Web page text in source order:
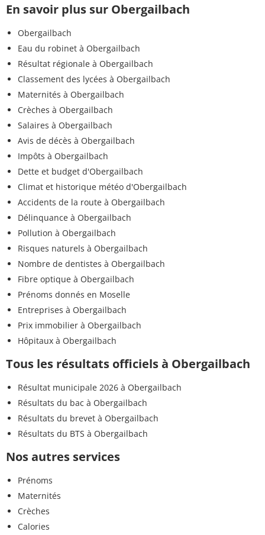
En savoir plus sur Obergailbach
Obergailbach
Eau du robinet à Obergailbach
Résultat régionale à Obergailbach
Classement des lycées à Obergailbach
Maternités à Obergailbach
Crèches à Obergailbach
Salaires à Obergailbach
Avis de décès à Obergailbach
Impôts à Obergailbach
Dette et budget d'Obergailbach
Climat et historique météo d'Obergailbach
Accidents de la route à Obergailbach
Délinquance à Obergailbach
Pollution à Obergailbach
Risques naturels à Obergailbach
Nombre de dentistes à Obergailbach
Fibre optique à Obergailbach
Prénoms donnés en Moselle
Entreprises à Obergailbach
Prix immobilier à Obergailbach
Hôpitaux à Obergailbach
Tous les résultats officiels à Obergailbach
Résultat municipale 2026 à Obergailbach
Résultats du bac à Obergailbach
Résultats du brevet à Obergailbach
Résultats du BTS à Obergailbach
Nos autres services
Prénoms
Maternités
Crèches
Calories